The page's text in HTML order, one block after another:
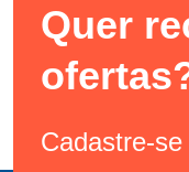
Quer
Cadastre-